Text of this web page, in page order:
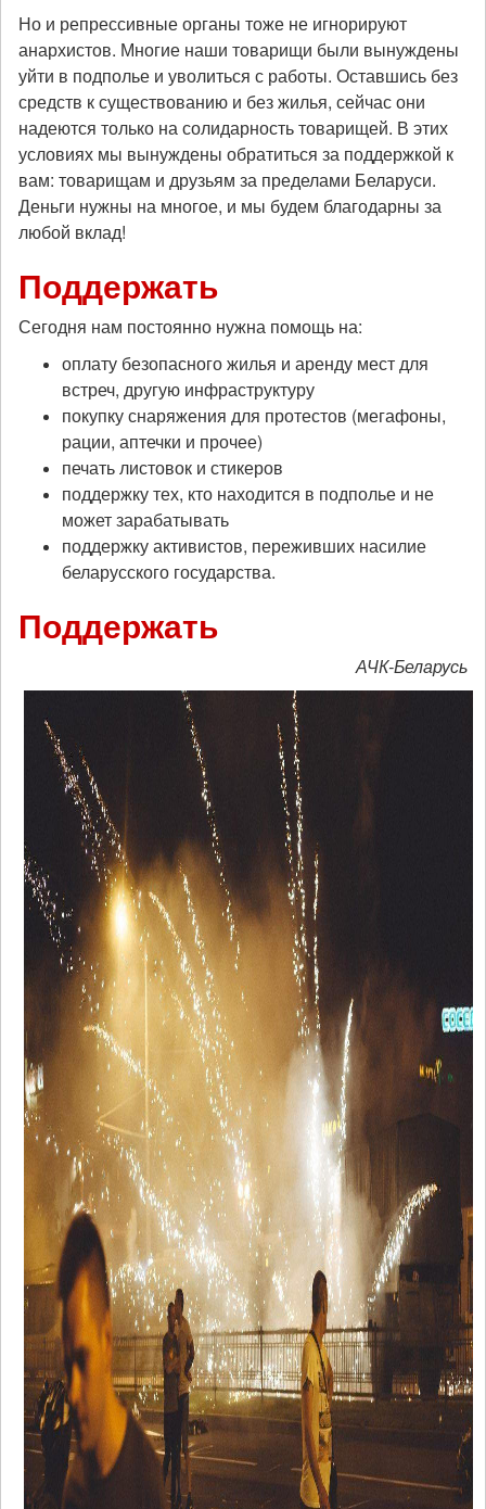
Но и репрессивные органы тоже не игнорируют
анархистов. Многие наши товарищи были вынуждены
уйти в подполье и уволиться с работы. Оставшись без
средств к существованию и без жилья, сейчас они
надеются только на солидарность товарищей. В этих
условиях мы вынуждены обратиться за поддержкой к
вам: товарищам и друзьям за пределами Беларуси.
Деньги нужны на многое, и мы будем благодарны за
любой вклад!
Поддержать
Сегодня нам постоянно нужна помощь на:
оплату безопасного жилья и аренду мест для
встреч, другую инфраструктуру
покупку снаряжения для протестов (мегафоны,
рации, аптечки и прочее)
печать листовок и стикеров
поддержку тех, кто находится в подполье и не
может зарабатывать
поддержку активистов, переживших насилие
беларусского государства.
Поддержать
АЧК-Беларусь